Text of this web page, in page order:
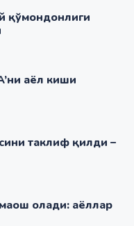
қўмондонлиги
аёл киши
таклиф қилди –
олади: аёллар